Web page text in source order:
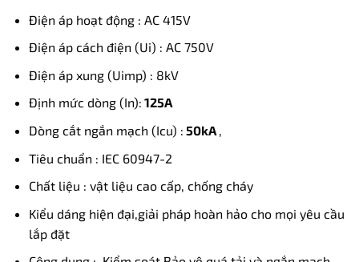
Điện áp hoạt động : AC 415V
Điện áp cách điện (Ui) : AC 750V
Điện áp xung (Uimp) : 8kV
Định mức dòng (In): 125A
Dòng cắt ngắn mạch (Icu) : 50kA ,
Tiêu chuẩn : IEC 60947-2
Chất liệu : vật liệu cao cấp, chống cháy
Kiểu dáng hiện đại,giải pháp hoàn hảo cho mọi yêu cầu
lắp đặt